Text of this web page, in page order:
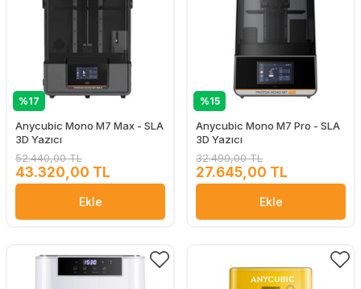
%17
Anycubic Mono M7 Max - SLA
3D Yazıcı
52.440,00 TL
43.320,00 TL
Ekle
%15
Anycubic Mono M7 Pro - SLA
3D Yazıcı
32.490,00 TL
27.645,00 TL
Ekle